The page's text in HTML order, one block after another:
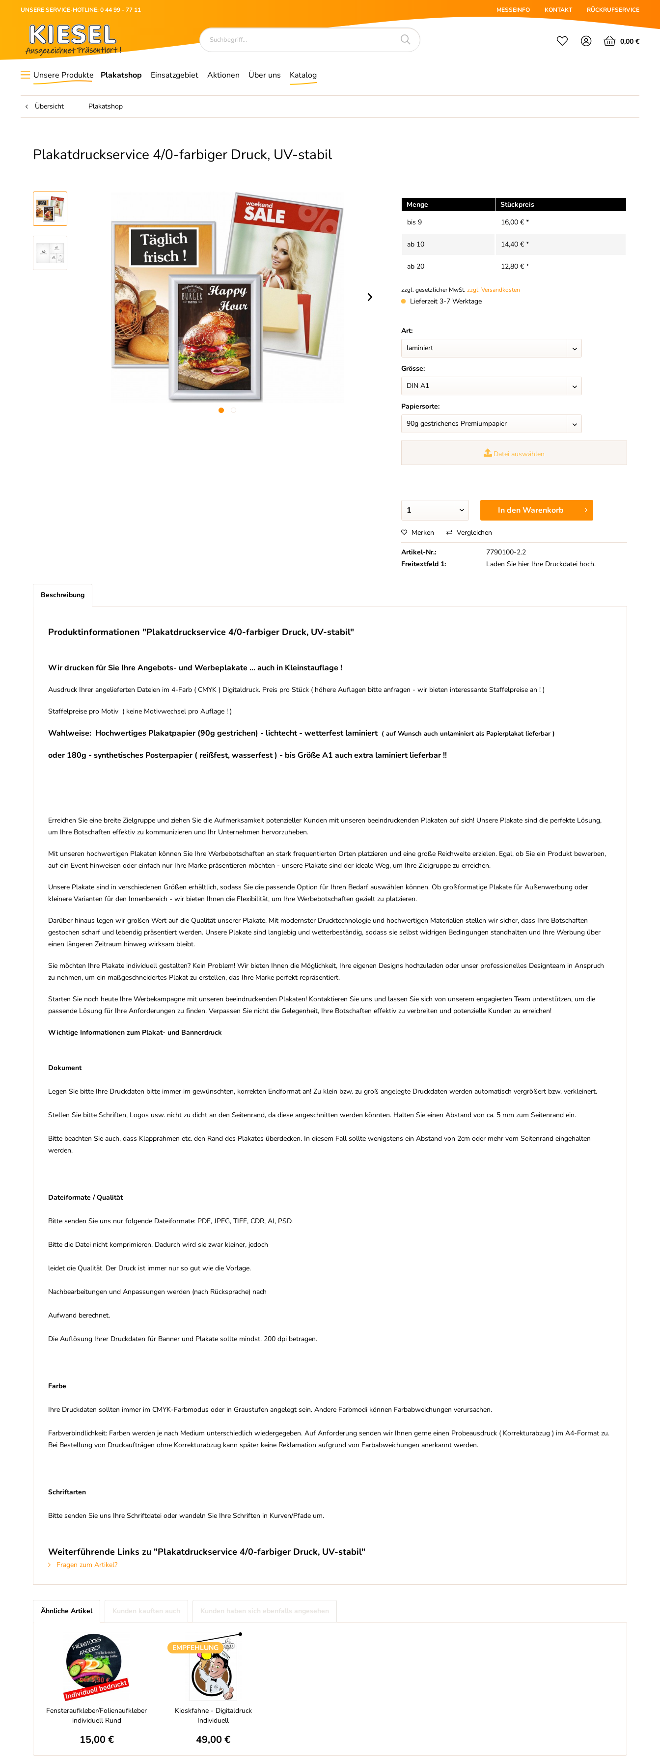
UNSERE SERVICE-HOTLINE: 0 44 99 - 77 11 MESSEINFO KONTAKT RÜCKRUFSERVICE
0,00 €
Unsere Produkte Plakatshop Einsatzgebiet Aktionen Über uns Katalog
Übersicht Plakatshop
Plakatdruckservice 4/0-farbiger Druck, UV-stabil
Menge
Stückpreis
bis9 16,00 € *
ab 10 14,40 € *
ab 20 12,80 € *
zzgl. gesetzlicher MwSt.zzgl. Versandkosten
Lieferzeit 3-7 Werktage
Art:
Grösse:
Papiersorte:
Datei auswählen
In denWarenkorb
Merken Vergleichen
Artikel-Nr.:
7790100-2.2
Freitextfeld 1:
Laden Sie hier Ihre Druckdatei hoch.
Beschreibung
Produktinformationen "Plakatdruckservice 4/0-farbiger Druck, UV-stabil"
Wir drucken für Sie Ihre Angebots- und Werbeplakate ... auch in Kleinstauflage !
Ausdruck Ihrer angelieferten Dateien im 4-Farb ( CMYK ) Digitaldruck. Preis pro Stück ( höhere Auflagen bitte anfragen - wir bieten interessante Staffelpreise an ! )
Staffelpreise pro Motiv ( keine Motivwechsel pro Auflage ! )
Wahlweise: Hochwertiges Plakatpapier (90g gestrichen) - lichtecht - wetterfest laminiert ( auf Wunsch auch unlaminiert als Papierplakat lieferbar )
oder 180g - synthetisches Posterpapier ( reißfest, wasserfest ) - bis Größe A1 auch extra laminiert lieferbar !!
Erreichen Sie eine breite Zielgruppe und ziehen Sie die Aufmerksamkeit potenzieller Kunden mit unseren beeindruckenden Plakaten auf sich! Unsere Plakate sind die perfekte Lösung,
um Ihre Botschaften effektiv zu kommunizieren und Ihr Unternehmen hervorzuheben.
Mit unseren hochwertigen Plakaten können Sie Ihre Werbebotschaften an stark frequentierten Orten platzieren und eine große Reichweite erzielen. Egal, ob Sie ein Produkt bewerben,
auf ein Event hinweisen oder einfach nur Ihre Marke präsentieren möchten - unsere Plakate sind der ideale Weg, um Ihre Zielgruppe zu erreichen.
Unsere Plakate sind in verschiedenen Größen erhältlich, sodass Sie die passende Option für Ihren Bedarf auswählen können. Ob großformatige Plakate für Außenwerbung oder
kleinere Varianten für den Innenbereich - wir bieten Ihnen die Flexibilität, um Ihre Werbebotschaften gezielt zu platzieren.
Darüber hinaus legen wir großen Wert auf die Qualität unserer Plakate. Mit modernster Drucktechnologie und hochwertigen Materialien stellen wir sicher, dass Ihre Botschaften
gestochen scharf und lebendig präsentiert werden. Unsere Plakate sind langlebig und wetterbeständig, sodass sie selbst widrigen Bedingungen standhalten und Ihre Werbung über
einen längeren Zeitraum hinweg wirksam bleibt.
Sie möchten Ihre Plakate individuell gestalten? Kein Problem! Wir bieten Ihnen die Möglichkeit, Ihre eigenen Designs hochzuladen oder unser professionelles Designteam in Anspruch
zu nehmen, um ein maßgeschneidertes Plakat zu erstellen, das Ihre Marke perfekt repräsentiert.
Starten Sie noch heute Ihre Werbekampagne mit unseren beeindruckenden Plakaten! Kontaktieren Sie uns und lassen Sie sich von unserem engagierten Team unterstützen, um die
passende Lösung für Ihre Anforderungen zu finden. Verpassen Sie nicht die Gelegenheit, Ihre Botschaften effektiv zu verbreiten und potenzielle Kunden zu erreichen!
Wichtige Informationen zum Plakat- und Bannerdruck
Dokument
Legen Sie bitte Ihre Druckdaten bitte immer im gewünschten, korrekten Endformat an! Zu klein bzw. zu groß angelegte Druckdaten werden automatisch vergrößert bzw. verkleinert.
Stellen Sie bitte Schriften, Logos usw. nicht zu dicht an den Seitenrand, da diese angeschnitten werden könnten. Halten Sie einen Abstand von ca. 5 mm zum Seitenrand ein.
Bitte beachten Sie auch, dass Klapprahmen etc. den Rand des Plakates überdecken. In diesem Fall sollte wenigstens ein Abstand von 2cm oder mehr vom Seitenrand eingehalten
werden.
Dateiformate / Qualität
Bitte senden Sie uns nur folgende Dateiformate: PDF, JPEG, TIFF, CDR, AI, PSD.
Bitte die Datei nicht komprimieren. Dadurch wird sie zwar kleiner, jedoch
leidet die Qualität. Der Druck ist immer nur so gut wie die Vorlage.
Nachbearbeitungen und Anpassungen werden (nach Rücksprache) nach
Aufwand berechnet.
Die Auflösung Ihrer Druckdaten für Banner und Plakate sollte mindst. 200 dpi betragen.
Farbe
Ihre Druckdaten sollten immer im CMYK-Farbmodus oder in Graustufen angelegt sein. Andere Farbmodi können Farbabweichungen verursachen.
Farbverbindlichkeit: Farben werden je nach Medium unterschiedlich wiedergegeben. Auf Anforderung senden wir Ihnen gerne einen Probeausdruck ( Korrekturabzug ) im A4-Format zu.
Bei Bestellung von Druckaufträgen ohne Korrekturabzug kann später keine Reklamation aufgrund von Farbabweichungen anerkannt werden.
Schriftarten
Bitte senden Sie uns Ihre Schriftdatei oder wandeln Sie Ihre Schriften in Kurven/Pfade um.
Weiterführende Links zu "Plakatdruckservice 4/0-farbiger Druck, UV-stabil"
Fragen zum Artikel?
Ähnliche Artikel Kunden kauften auch Kunden haben sich ebenfalls angesehen
Fensteraufkleber/Folienaufkleber
individuell Rund
15,00 €
EMPFEHLUNG
Kioskfahne - Digitaldruck
Individuell
49,00 €